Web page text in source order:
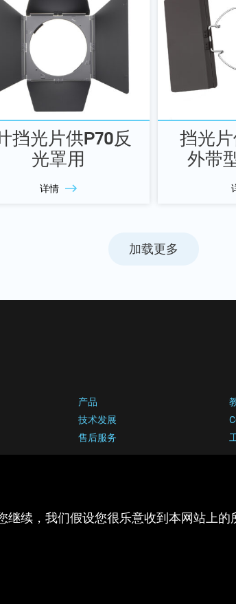
挡光片供P70反
光罩用
详情
挡光
外带
加载更多
产品
技术发展
售后服务
续，我们假设您很乐意收到本网站上